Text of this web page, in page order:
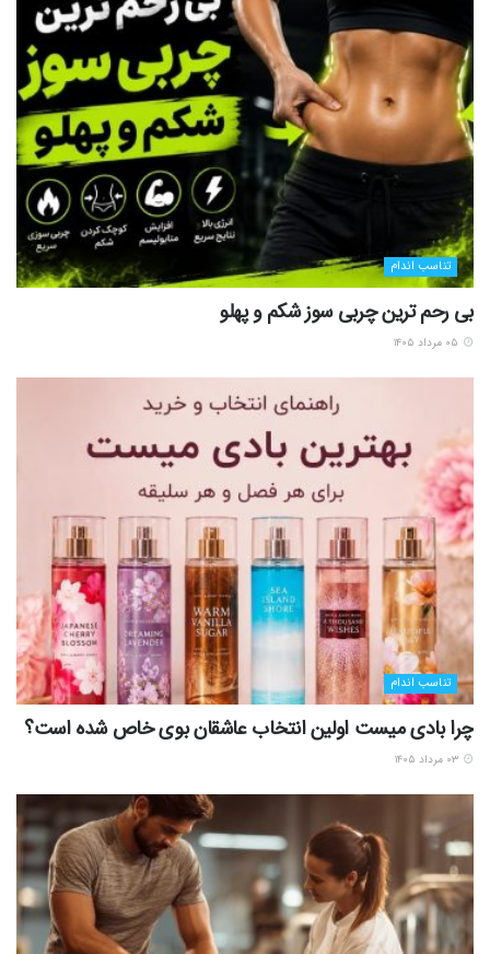
تناسب اندام
بی رحم ترین چربی سوز شکم و پهلو
تناسب اندام
چرا بادی میست اولین انتخاب عاشقان بوی خاص شده است؟